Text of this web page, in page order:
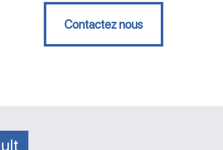
Contactez nous
Contactez nous